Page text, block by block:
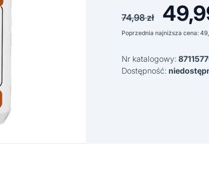
74,98zł
cena
74,98
Poprzednia najniższa cena:
Nr katalogowy:
Dostępność: